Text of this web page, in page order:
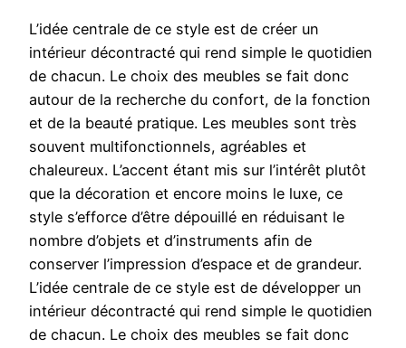
L’idée centrale de ce style est de créer un
intérieur décontracté qui rend simple le quotidien
de chacun. Le choix des meubles se fait donc
autour de la recherche du confort, de la fonction
et de la beauté pratique. Les meubles sont très
souvent multifonctionnels, agréables et
chaleureux. L’accent étant mis sur l’intérêt plutôt
que la décoration et encore moins le luxe, ce
style s’efforce d’être dépouillé en réduisant le
nombre d’objets et d’instruments afin de
conserver l’impression d’espace et de grandeur.
L’idée centrale de ce style est de développer un
intérieur décontracté qui rend simple le quotidien
de chacun. Le choix des meubles se fait donc